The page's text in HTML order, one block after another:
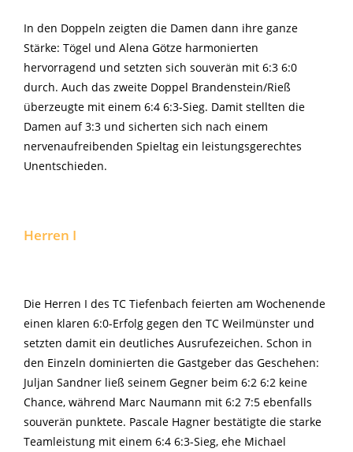
In den Doppeln zeigten die Damen dann ihre ganze
Stärke: Tögel und Alena Götze harmonierten
hervorragend und setzten sich souverän mit 6:3 6:0
durch. Auch das zweite Doppel Brandenstein/Rieß
überzeugte mit einem 6:4 6:3-Sieg. Damit stellten die
Damen auf 3:3 und sicherten sich nach einem
nervenaufreibenden Spieltag ein leistungsgerechtes
Unentschieden.
Herren I
Die Herren I des TC Tiefenbach feierten am Wochenende
einen klaren 6:0-Erfolg gegen den TC Weilmünster und
setzten damit ein deutliches Ausrufezeichen. Schon in
den Einzeln dominierten die Gastgeber das Geschehen:
Juljan Sandner ließ seinem Gegner beim 6:2 6:2 keine
Chance, während Marc Naumann mit 6:2 7:5 ebenfalls
souverän punktete. Pascale Hagner bestätigte die starke
Teamleistung mit einem 6:4 6:3-Sieg, ehe Michael